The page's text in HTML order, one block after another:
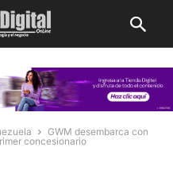
GWM desembarca con
concesionario